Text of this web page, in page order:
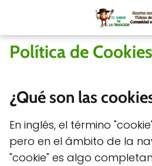
Política de Cookies
¿Qué son las
En inglés, el término
pero en el ámbito de la
"cookie" es algo